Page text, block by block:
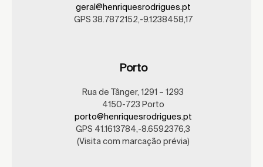
geral@henriquesrodrigues.pt
GPS 38.7872152,-9.1238458,17
Porto
Rua de Tânger, 1291 – 1293
4150-723 Porto
porto@henriquesrodrigues.pt
GPS 41.1613784,-8.6592376,3
(Visita com marcação prévia)